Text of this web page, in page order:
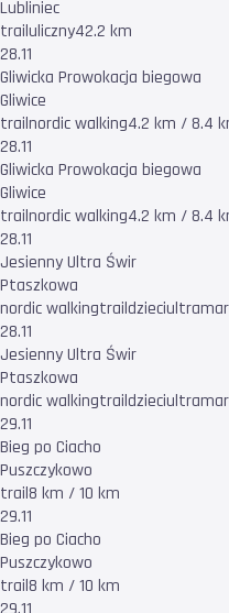
Lubliniec
trailuliczny42.2 km
28.11
Gliwicka Prowokacja biegowa
Gliwice
trailnordic walking4.2 km / 8.4
28.11
Gliwicka Prowokacja biegowa
Gliwice
trailnordic walking4.2 km / 8.4
28.11
Jesienny Ultra Świr
Ptaszkowa
nordic walkingtraildzieci
28.11
Jesienny Ultra Świr
Ptaszkowa
nordic walkingtraildzieci
29.11
Bieg po Ciacho
Puszczykowo
trail8 km / 10 km
29.11
Bieg po Ciacho
Puszczykowo
trail8 km / 10 km